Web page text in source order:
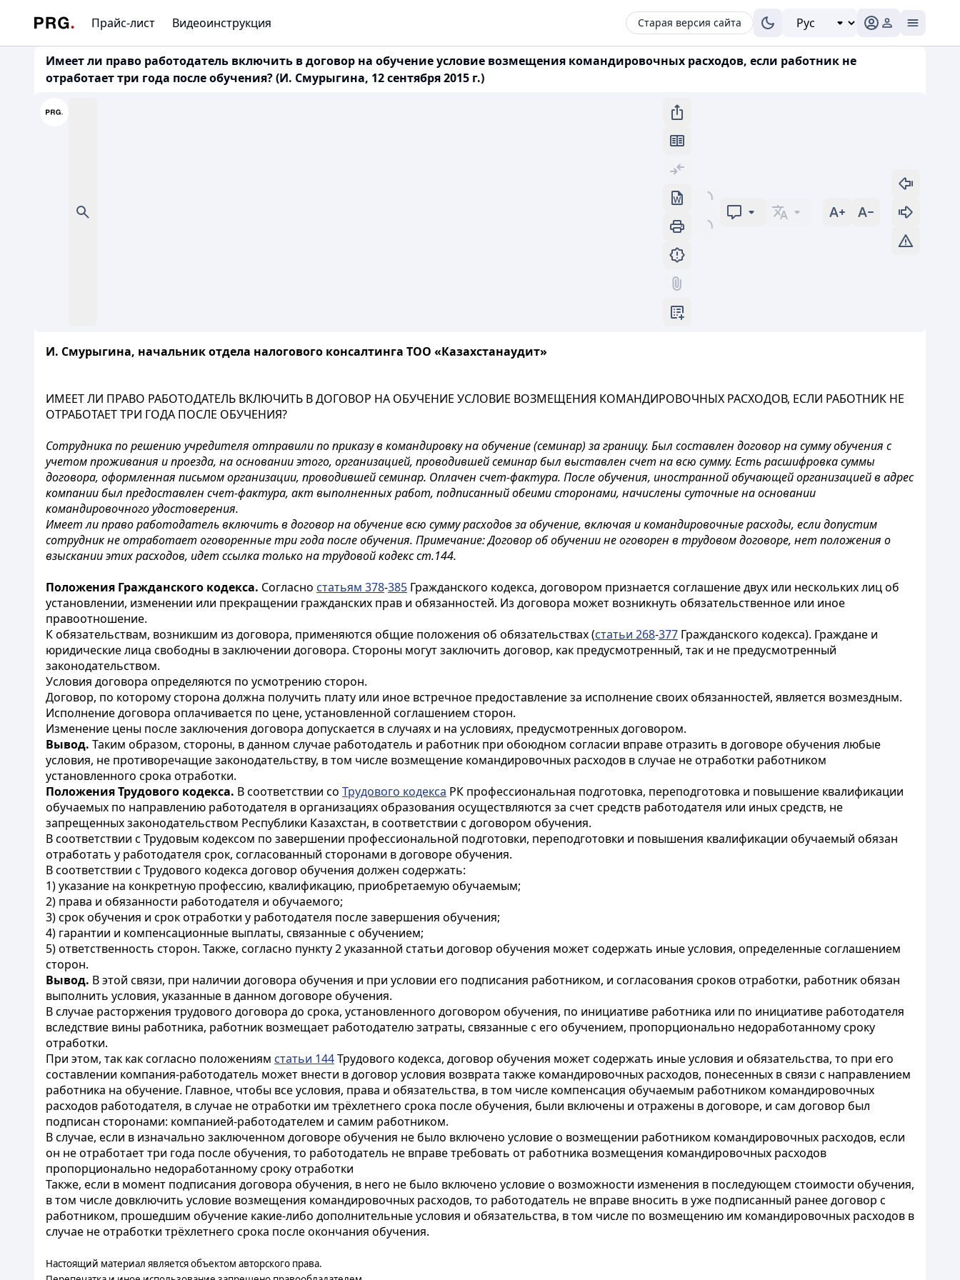
Прайс-лист Видеоинструкция Старая версия сайта
Имеет ли право работодатель включить в договор на обучение условие возмещения командировочных расходов, если работник не
отработает три года после обучения? (И. Смурыгина, 12 сентября 2015 г.)
И. Смурыгина, начальник отдела налогового консалтинга ТОО «Казахстанаудит»
ИМЕЕТ ЛИ ПРАВО РАБОТОДАТЕЛЬ ВКЛЮЧИТЬ В ДОГОВОР НА ОБУЧЕНИЕ УСЛОВИЕ ВОЗМЕЩЕНИЯ КОМАНДИРОВОЧНЫХ РАСХОДОВ, ЕСЛИ РАБОТНИК НЕ
ОТРАБОТАЕТ ТРИ ГОДА ПОСЛЕ ОБУЧЕНИЯ?
Сотрудника по решению учредителя отправили по приказу в командировку на обучение (семинар) за границу. Был составлен договор на сумму обучения с
учетом проживания и проезда, на основании этого, организацией, проводившей семинар был выставлен счет на всю сумму. Есть расшифровка суммы
договора, оформленная письмом организации, проводившей семинар. Оплачен счет-фактура. После обучения, иностранной обучающей организацией в адрес
компании был предоставлен счет-фактура, акт выполненных работ, подписанный обеими сторонами, начислены суточные на основании
командировочного удостоверения.
Имеет ли право работодатель включить в договор на обучение всю сумму расходов за обучение, включая и командировочные расходы, если допустим
сотрудник не отработает оговоренные три года после обучения. Примечание: Договор об обучении не оговорен в трудовом договоре, нет положения о
взыскании этих расходов, идет ссылка только на трудовой кодекс ст.144.
Положения Гражданского кодекса. Согласно статьям 378-385 Гражданского кодекса, договором признается соглашение двух или нескольких лиц об
установлении, изменении или прекращении гражданских прав и обязанностей. Из договора может возникнуть обязательственное или иное
правоотношение.
К обязательствам, возникшим из договора, применяются общие положения об обязательствах (статьи 268-377 Гражданского кодекса). Граждане и
юридические лица свободны в заключении договора. Стороны могут заключить договор, как предусмотренный, так и не предусмотренный
законодательством.
Условия договора определяются по усмотрению сторон.
Договор, по которому сторона должна получить плату или иное встречное предоставление за исполнение своих обязанностей, является возмездным.
Исполнение договора оплачивается по цене, установленной соглашением сторон.
Изменение цены после заключения договора допускается в случаях и на условиях, предусмотренных договором.
Вывод. Таким образом, стороны, в данном случае работодатель и работник при обоюдном согласии вправе отразить в договоре обучения любые
условия, не противоречащие законодательству, в том числе возмещение командировочных расходов в случае не отработки работником
установленного срока отработки.
Положения Трудового кодекса. В соответствии со Трудового кодекса РК профессиональная подготовка, переподготовка и повышение квалификации
обучаемых по направлению работодателя в организациях образования осуществляются за счет средств работодателя или иных средств, не
запрещенных законодательством Республики Казахстан, в соответствии с договором обучения.
В соответствии с Трудовым кодексом по завершении профессиональной подготовки, переподготовки и повышения квалификации обучаемый обязан
отработать у работодателя срок, согласованный сторонами в договоре обучения.
В соответствии с Трудового кодекса договор обучения должен содержать:
1) указание на конкретную профессию, квалификацию, приобретаемую обучаемым;
2) права и обязанности работодателя и обучаемого;
3) срок обучения и срок отработки у работодателя после завершения обучения;
4) гарантии и компенсационные выплаты, связанные с обучением;
5) ответственность сторон. Также, согласно пункту 2 указанной статьи договор обучения может содержать иные условия, определенные соглашением
сторон.
Вывод. В этой связи, при наличии договора обучения и при условии его подписания работником, и согласования сроков отработки, работник обязан
выполнить условия, указанные в данном договоре обучения.
В случае расторжения трудового договора до срока, установленного договором обучения, по инициативе работника или по инициативе работодателя
вследствие вины работника, работник возмещает работодателю затраты, связанные с его обучением, пропорционально недоработанному сроку
отработки.
При этом, так как согласно положениям статьи 144Трудового кодекса, договор обучения может содержать иные условия и обязательства, то при его
составлении компания-работодатель может внести в договор условия возврата также командировочных расходов, понесенных в связи с направлением
работника на обучение. Главное, чтобы все условия, права и обязательства, в том числе компенсация обучаемым работником командировочных
расходов работодателя, в случае не отработки им трёхлетнего срока после обучения, были включены и отражены в договоре, и сам договор был
подписан сторонами: компанией-работодателем и самим работником.
В случае, если в изначально заключенном договоре обучения не было включено условие о возмещении работником командировочных расходов, если
он не отработает три года после обучения, то работодатель не вправе требовать от работника возмещения командировочных расходов
пропорционально недоработанному сроку отработки
Также, если в момент подписания договора обучения, в него не было включено условие о возможности изменения в последующем стоимости обучения,
в том числе довключить условие возмещения командировочных расходов, то работодатель не вправе вносить в уже подписанный ранее договор с
работником, прошедшим обучение какие-либо дополнительные условия и обязательства, в том числе по возмещению им командировочных расходов в
случае не отработки трёхлетнего срока после окончания обучения.
Настоящий материал является объектом авторского права.